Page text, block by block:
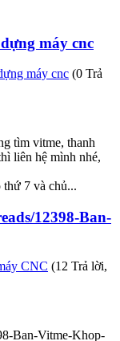
máy cnc
máy cnc (0 Trả
tìm vitme, thanh
liên hệ mình nhé,
7 và chủ...
12398-Ban-
CNC (12 Trả lời,
Ban-Vitme-Khop-